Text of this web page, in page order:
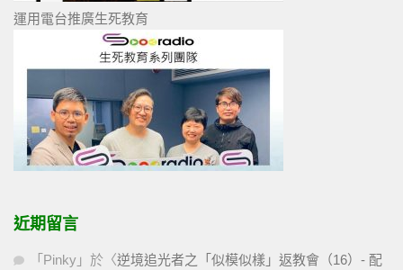
運用電台推廣生死教育
近期留言
「 Pinky 」於〈逆境追光者之「似模似樣」返教會（16）- 配